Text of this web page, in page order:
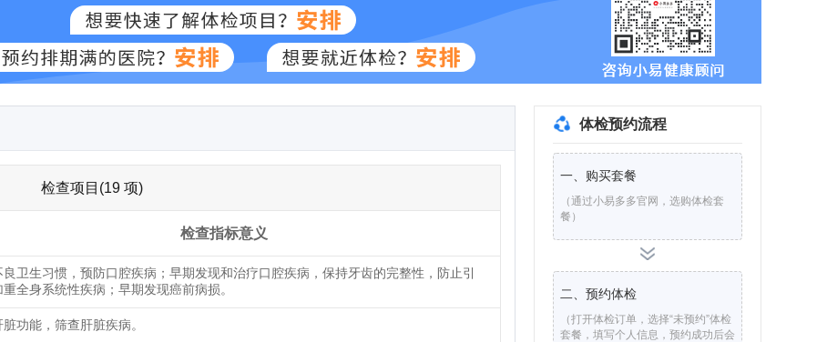
检查项目(19 项)
检查指标意义
良卫生习惯，预防口腔疾病；早期发现和治疗口腔疾病，保持牙齿的完整性，防止引
重全身系统性疾病；早期发现癌前病损。
功能，筛查肝脏疾病。
体检预约流程
一、购买套餐
（通过小易多多官网，选购体检套
餐）
二、预约体检
（打开体检订单，选择“未预约”体检
套餐，填写个人信息，预约成功后会